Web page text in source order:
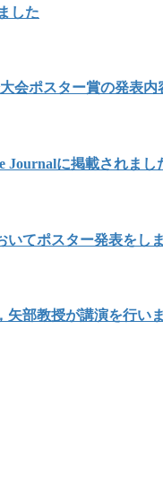
した
会ポスター賞の発表
Journalに掲載されまし
いてポスター発表をし
矢部教授が講演を行い